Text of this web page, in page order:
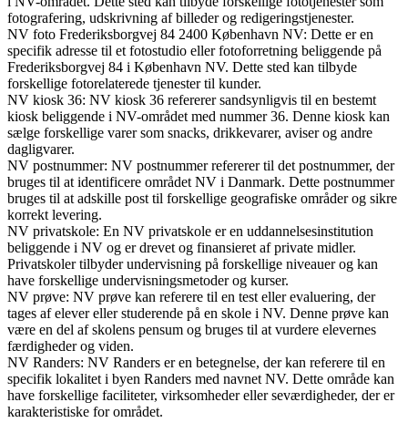
fotografering, udskrivning af billeder og redigeringstjenester.
NV foto Frederiksborgvej 84 2400 København NV: Dette er en
specifik adresse til et fotostudio eller fotoforretning beliggende på
Frederiksborgvej 84 i København NV. Dette sted kan tilbyde
forskellige fotorelaterede tjenester til kunder.
NV kiosk 36: NV kiosk 36 refererer sandsynligvis til en bestemt
kiosk beliggende i NV-området med nummer 36. Denne kiosk kan
sælge forskellige varer som snacks, drikkevarer, aviser og andre
dagligvarer.
NV postnummer: NV postnummer refererer til det postnummer, der
bruges til at identificere området NV i Danmark. Dette postnummer
bruges til at adskille post til forskellige geografiske områder og sikre
korrekt levering.
NV privatskole: En NV privatskole er en uddannelsesinstitution
beliggende i NV og er drevet og finansieret af private midler.
Privatskoler tilbyder undervisning på forskellige niveauer og kan
have forskellige undervisningsmetoder og kurser.
NV prøve: NV prøve kan referere til en test eller evaluering, der
tages af elever eller studerende på en skole i NV. Denne prøve kan
være en del af skolens pensum og bruges til at vurdere elevernes
færdigheder og viden.
NV Randers: NV Randers er en betegnelse, der kan referere til en
specifik lokalitet i byen Randers med navnet NV. Dette område kan
have forskellige faciliteter, virksomheder eller seværdigheder, der er
karakteristiske for området.